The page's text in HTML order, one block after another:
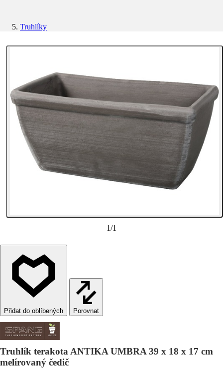
Truhlíky
1/1
Porovnat
Truhlík terakota ANTIKA UMBRA 39 x 18 x 17 cm
melírovaný čedič